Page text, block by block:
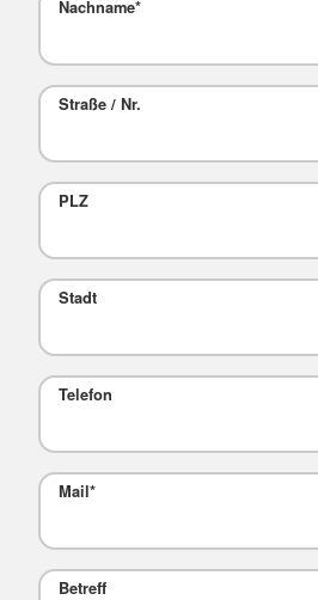
Nachname*
Straße / Nr.
PLZ
Stadt
Telefon
Mail*
Betreff